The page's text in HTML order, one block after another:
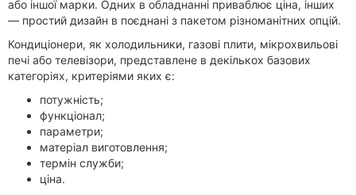
або іншої марки. Одних в обладнанні приваблює ціна, інших
— простий дизайн в поєднані з пакетом різноманітних опцій.
Кондиціонери, як холодильники, газові плити, мікрохвильові
печі або телевізори, представлене в декількох базових
категоріях, критеріями яких є:
потужність;
функціонал;
параметри;
матеріал виготовлення;
термін служби;
ціна.